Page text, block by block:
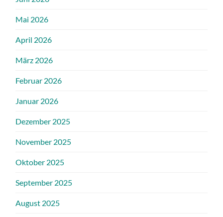
Mai 2026
April 2026
März 2026
Februar 2026
Januar 2026
Dezember 2025
November 2025
Oktober 2025
September 2025
August 2025